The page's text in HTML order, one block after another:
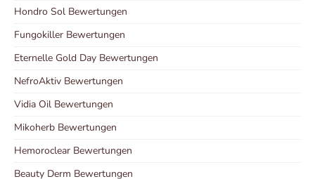
Hondro Sol Bewertungen
Fungokiller Bewertungen
Eternelle Gold Day Bewertungen
NefroAktiv Bewertungen
Vidia Oil Bewertungen
Mikoherb Bewertungen
Hemoroclear Bewertungen
Beauty Derm Bewertungen